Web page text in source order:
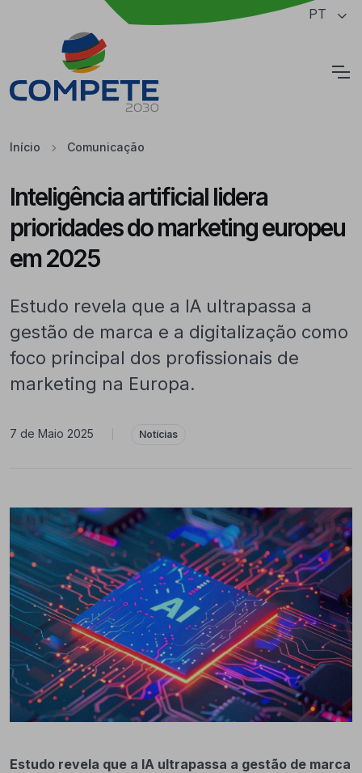
Saltar para o conteúdo principal da página PT
Início Comunicação
Inteligência artificial lidera
prioridades do marketing europeu
em 2025
Estudo revela que a IA ultrapassa a
gestão de marca e a digitalização como
foco principal dos profissionais de
marketing na Europa.
7 de Maio 2025 Notícias
Estudo revela que a IA ultrapassa a gestão de marca